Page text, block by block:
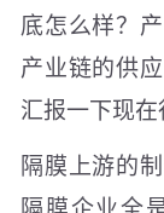
底怎么样？
产业链的供
汇报一下现在
隔膜上游的